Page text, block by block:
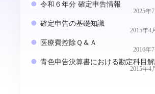
令和６年分 確定申告情報
2025年
確定申告の基礎知識
2015年4
医療費控除Ｑ＆Ａ
2016年
青色申告決算書における勘定科目
2015年4